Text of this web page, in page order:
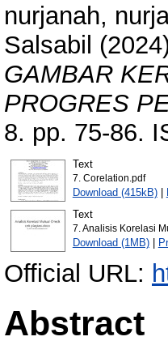
nurjanah,
Salsabil
GAMBAR
PROGRES
8. pp. 75-86.
Text
7. Corelation.pdf
Download (415kB)|
Text
7. Analisis Korelasi
Download (1MB)|
Official URL:
Abstract